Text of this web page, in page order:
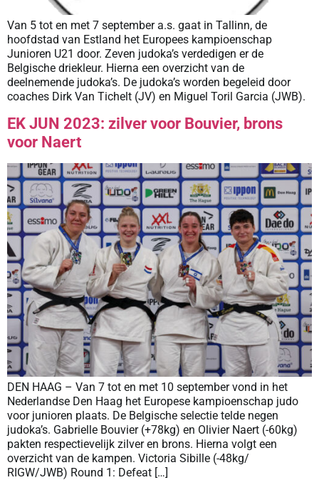
Van 5 tot en met 7 september a.s. gaat in Tallinn, de
hoofdstad van Estland het Europees kampioenschap
Junioren U21 door. Zeven judoka’s verdedigen er de
Belgische driekleur. Hierna een overzicht van de
deelnemende judoka’s. De judoka’s worden begeleid door
coaches Dirk Van Tichelt (JV) en Miguel Toril Garcia (JWB).
EK JUN 2023: zilver voor Bouvier, brons
voor Naert
DEN HAAG – Van 7 tot en met 10 september vond in het
Nederlandse Den Haag het Europese kampioenschap judo
voor junioren plaats. De Belgische selectie telde negen
judoka’s. Gabrielle Bouvier (+78kg) en Olivier Naert (-60kg)
pakten respectievelijk zilver en brons. Hierna volgt een
overzicht van de kampen. Victoria Sibille (-48kg/
RIGW/JWB) Round 1: Defeat […]